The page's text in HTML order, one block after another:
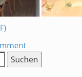
on
Klausurtagung
2013